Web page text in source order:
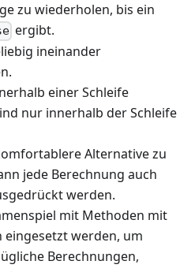
zu wiederholen, bis ein
ergibt.
ineinander
einer Schleife
nur innerhalb der Schleife
Alternative zu
jede Berechnung auch
werden.
mit Methoden mit
eingesetzt werden, um
Berechnungen,